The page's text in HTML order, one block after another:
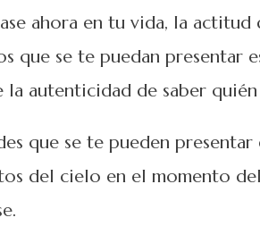
ahora en tu vida, la actitud
que se te puedan presentar
la autenticidad de saber
que se te pueden
del cielo en el momento